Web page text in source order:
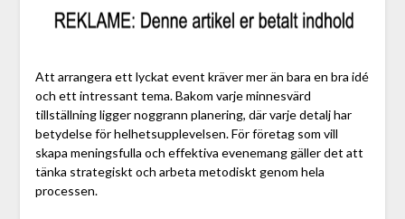
Att arrangera ett lyckat event kräver mer än bara en bra idé
och ett intressant tema. Bakom varje minnesvärd
tillställning ligger noggrann planering, där varje detalj har
betydelse för helhetsupplevelsen. För företag som vill
skapa meningsfulla och effektiva evenemang gäller det att
tänka strategiskt och arbeta metodiskt genom hela
processen.